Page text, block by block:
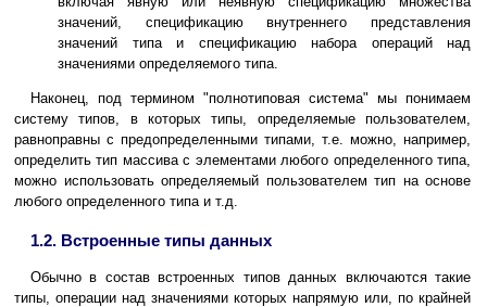
значений, спецификацию внутреннего представления
значений типа и спецификацию набора операций над
значениями определяемого типа.
Наконец, под термином "полнотиповая система" мы понимаем
систему типов, в которых типы, определяемые пользователем,
равноправны с предопределенными типами, т.е. можно, например,
определить тип массива с элементами любого определенного типа,
можно использовать определяемый пользователем тип на основе
любого определенного типа и т.д.
1.2. Встроенные типы данных
Обычно в состав встроенных типов данных включаются такие
типы, операции над значениями которых напрямую или, по крайней